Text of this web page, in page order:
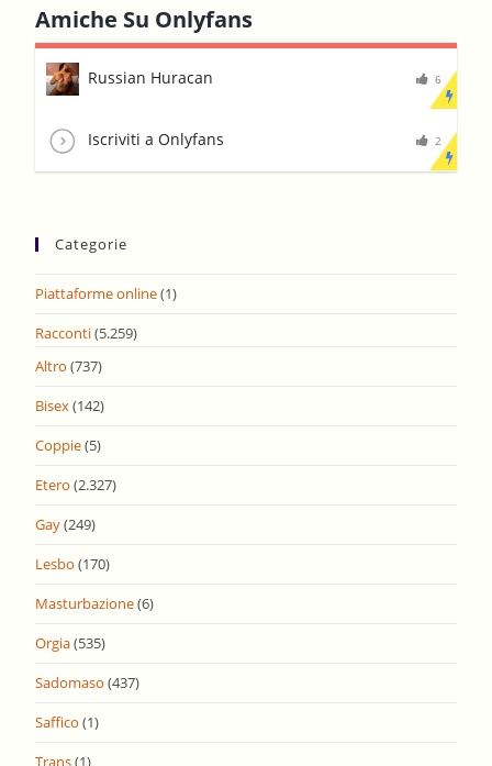
Amiche Su Onlyfans
Russian Huracan 6
Iscriviti a Onlyfans 2
Categorie
Piattaforme online(1)
Racconti(5.259)
Altro (737)
Bisex(142)
Coppie(5)
Etero (2.327)
Gay(249)
Lesbo (170)
Masturbazione(6)
Orgia(535)
Sadomaso (437)
Saffico (1)
Trans(1)